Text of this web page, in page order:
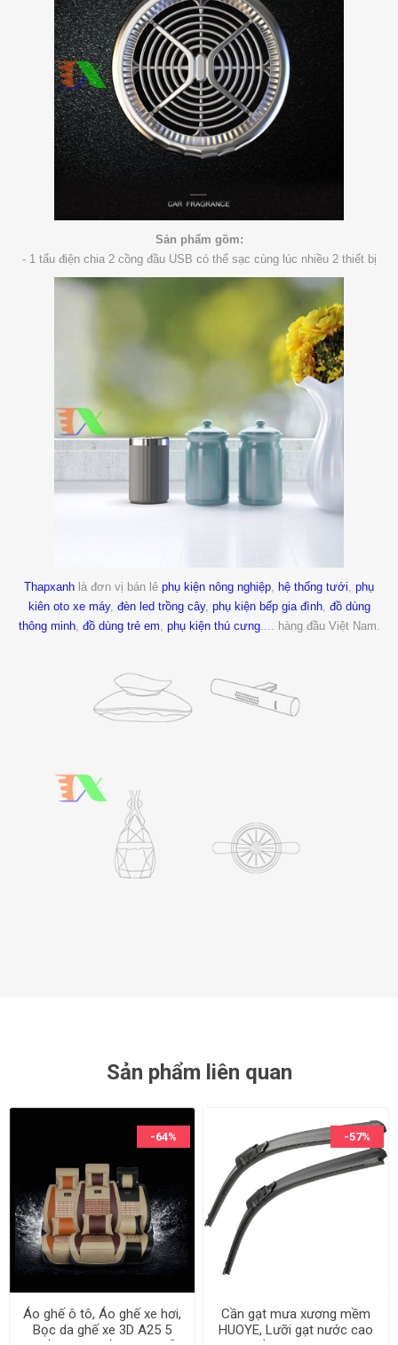
Sản phẩm gồm:
- 1 tẩu điện chia 2 cồng đầu USB có thể sạc cùng lúc nhiều 2 thiết bị
Thapxanh là đơn vị bán lẻ phụ kiện nông nghiệp hệ thống tưới phụ
kiên oto xe máy, đèn led trồng cây, phụ kiện bếp gia đình, đồ dùng
thông minh, đồ dùng trẻ em phụ kiện thú cưng.... hàng đầu Việt Nam.
Sản phẩm liên quan
-64%
Áo ghế ô tô, Áo ghế xe hơi,
Bọc da ghế xe 3D A25 5
-57%
Cần gạt mưa xương mềm
HUOYE, Lưỡi gạt nước cao